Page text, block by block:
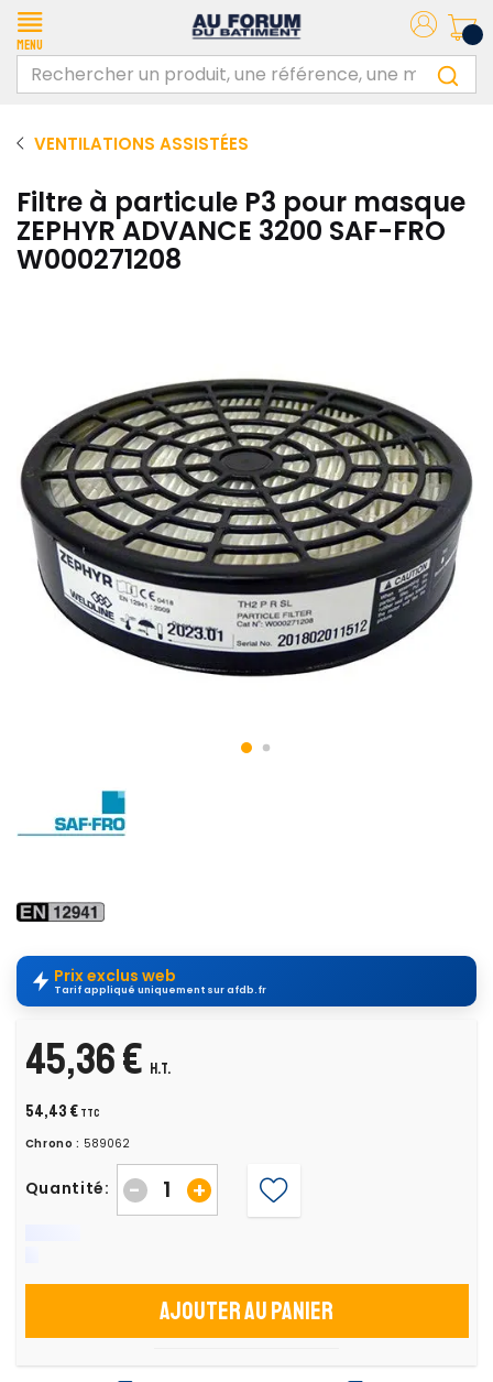
Menu
VENTILATIONS ASSISTÉES
Filtre à particule P3 pour masque
ZEPHYR ADVANCE 3200 SAF-FRO
W000271208
Prix exclus web
Tarif appliqué uniquement sur afdb.fr
45,36 € H.T.
54,43 € TTC
Chrono : 589062
Quantité: +
-
Ajouter au panier